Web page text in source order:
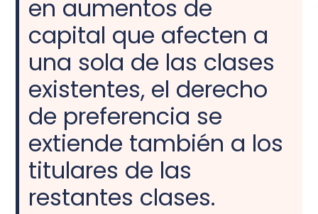
en aumentos de
capital que afecten a
una sola de las clases
existentes, el derecho
de preferencia se
extiende también a los
titulares de las
restantes clases.